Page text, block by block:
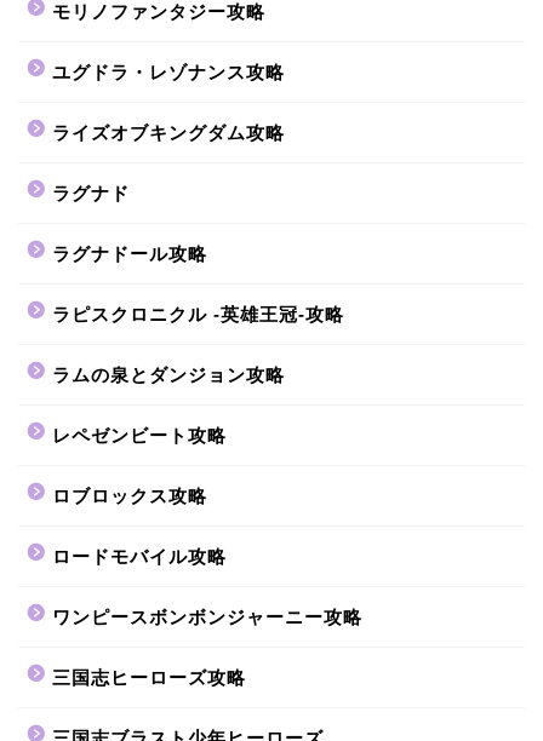
モリノファンタジー攻略
ユグドラ・レゾナンス攻略
ライズオブキングダム攻略
ラグナド
ラグナドール攻略
ラピスクロニクル -英雄王冠-攻略
ラムの泉とダンジョン攻略
レペゼンビート攻略
ロブロックス攻略
ロードモバイル攻略
ワンピースボンボンジャーニー攻略
三国志ヒーローズ攻略